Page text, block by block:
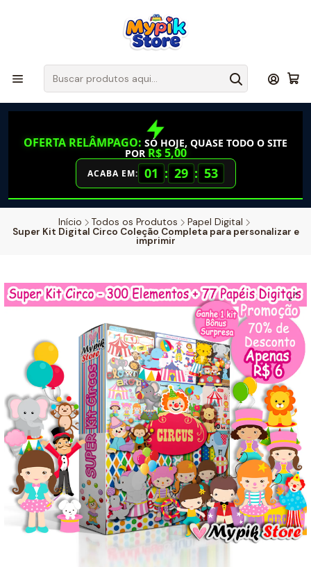
OFERTA RELÂMPAGO: SÓ HOJE, QUASE TODO O SITE
POR R$ 5,00
ACABA EM: 01 : 29 : 52
Início Todos os Produtos
Papel Digital
Super Kit Digital Circo Coleção Completa para personalizar e
imprimir